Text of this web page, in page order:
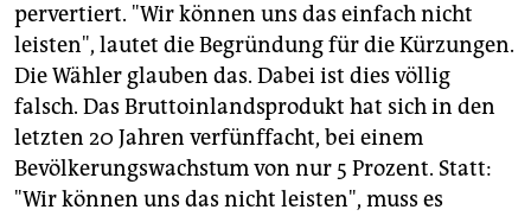
pervertiert. "Wir können uns das einfach nicht
leisten", lautet die Begründung für die Kürzungen.
Die Wähler glauben das. Dabei ist dies völlig
falsch. Das Bruttoinlandsprodukt hat sich in den
letzten 20 Jahren verfünffacht, bei einem
Bevölkerungswachstum von nur 5 Prozent. Statt:
"Wir können uns das nicht leisten", muss es